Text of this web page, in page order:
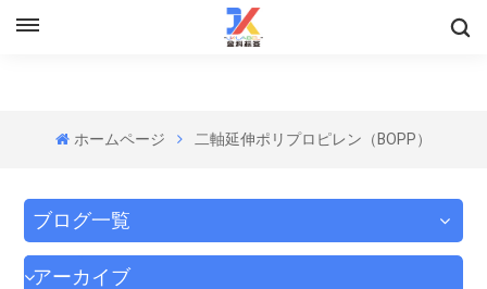
ホームページ 二軸延伸ポリプロピレン（BOPP）
ブログ一覧
アーカイブ